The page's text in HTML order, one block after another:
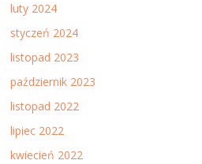
luty 2024
styczeń 2024
listopad 2023
październik 2023
listopad 2022
lipiec 2022
kwiecień 2022